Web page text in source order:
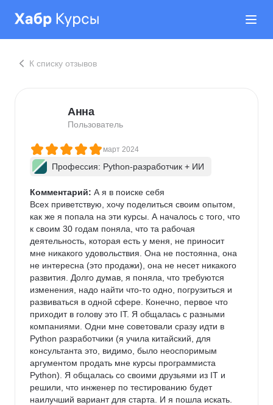
К списку отзывов
Анна
Пользователь
март 2024
Профессия: Python-разработчик + ИИ
Комментарий: А я в поиске себя
Всех приветствую, хочу поделиться своим опытом,
как же я попала на эти курсы. А началось с того, что
к своим 30 годам поняла, что та рабочая
деятельность, которая есть у меня, не приносит
мне никакого удовольствия. Она не постоянна, она
не интересна (это продажи), она не несет никакого
развития. Долго думав, я поняла, что требуются
изменения, надо найти что-то одно, погрузиться и
развиваться в одной сфере. Конечно, первое что
приходит в голову это IT. Я общалась с разными
компаниями. Одни мне советовали сразу идти в
Python разработчики (я учила китайский, для
консультанта это, видимо, было неоспоримым
аргументом продать мне курсы программиста
Python). Я общалась со своими друзьями из IT и
решили, что инженер по тестированию будет
наилучший вариант для старта. И я пошла искать.